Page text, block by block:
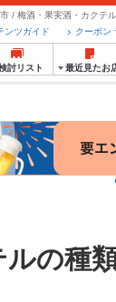
/ 梅酒・果実酒・カクテ
クーポン
ンツガイド
討リスト 最近見たお
の種